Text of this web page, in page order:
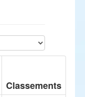
Classements